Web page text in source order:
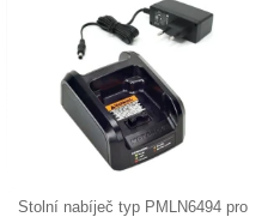
Stolní nabíječ typ PMLN6494 pro